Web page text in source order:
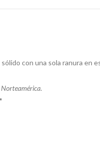
con una sola ranura en
Norteamérica.